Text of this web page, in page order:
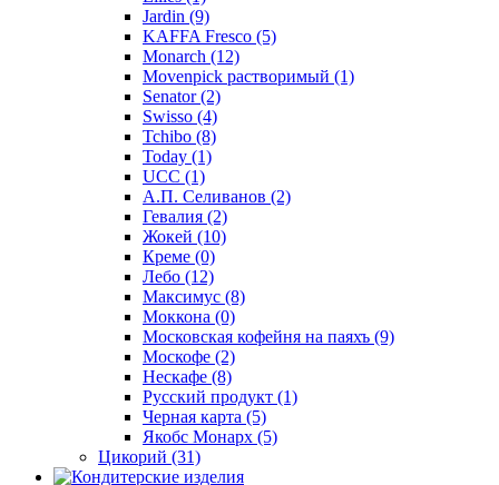
Jardin (9)
KAFFA Fresco (5)
Monarch (12)
Movenpick растворимый (1)
Senator(2)
Swisso (4)
Tchibo (8)
Today (1)
UCC (1)
А.П. Селиванов (2)
Гевалия (2)
Жокей (10)
Креме (0)
Лебо (12)
Максимус (8)
Моккона (0)
Московская кофейня на паяхъ (9)
Москофе (2)
Нескафе (8)
Русский продукт (1)
Черная карта (5)
Якобс Монарх (5)
Цикорий (31)